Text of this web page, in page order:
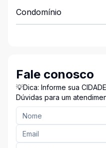
Condomínio
Fale conosco
💡Dica: Informe sua
Dúvidas para um